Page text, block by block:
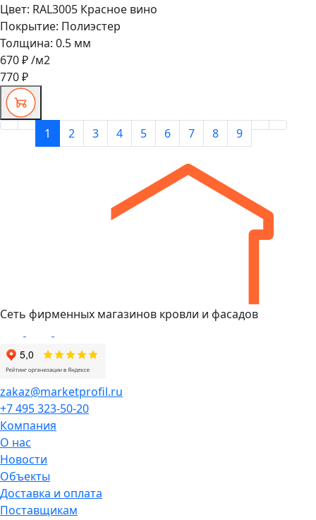
Цвет: RAL3005 Красное вино
Покрытие: Полиэстер
Толщина: 0.5 мм
670 ₽/м2
770 ₽
1 2 3 4 5 6 7 8 9
Сеть фирменных магазинов кровли и фасадов
zakaz@marketprofil.ru
+7 495 323-50-20
Компания
О нас
Новости
Объекты
Доставка и оплата
Поставщикам